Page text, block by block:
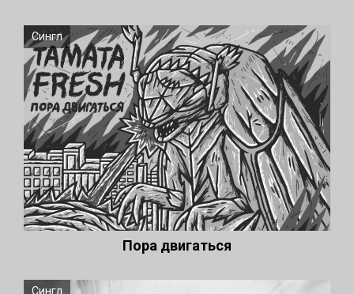
Сингл
Пора двигаться
Сингл